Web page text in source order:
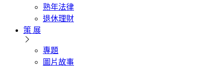
熟年法律
退休理財
策 展
專題
圖片故事